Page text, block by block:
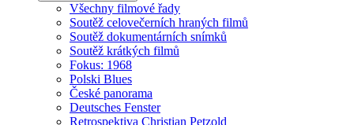
Všechny filmové řady
Soutěž celovečerních hraných filmů
Soutěž dokumentárních snímků
Soutěž krátkých filmů
Fokus: 1968
Polski Blues
České panorama
Deutsches Fenster
Retrospektiva Christian Petzold